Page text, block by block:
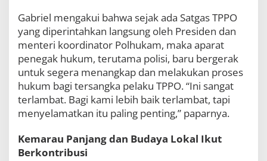
Gabriel mengakui bahwa sejak ada Satgas TPPO
yang diperintahkan langsung oleh Presiden dan
menteri koordinator Polhukam, maka aparat
penegak hukum, terutama polisi, baru bergerak
untuk segera menangkap dan melakukan proses
hukum bagi tersangka pelaku TPPO. “Ini sangat
terlambat. Bagi kami lebih baik terlambat, tapi
menyelamatkan itu paling penting,” paparnya.
Kemarau Panjang dan Budaya Lokal Ikut
Berkontribusi